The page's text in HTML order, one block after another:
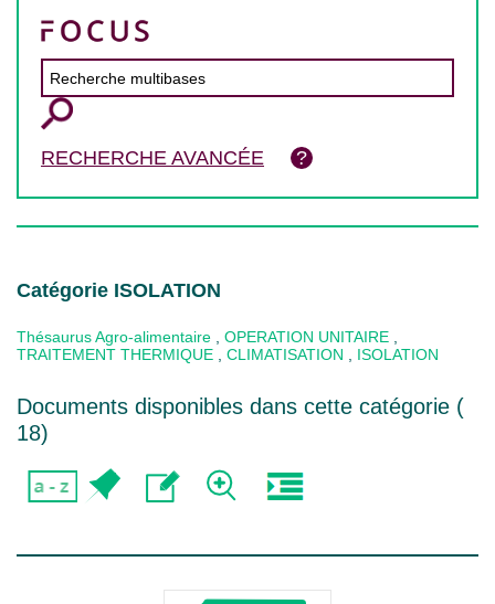
RECHERCHE AVANCÉE
Catégorie ISOLATION
Thésaurus Agro-alimentaire OPERATION UNITAIRE
TRAITEMENT THERMIQUE
CLIMATISATION ISOLATION
Documents disponibles dans cette catégorie (
18)